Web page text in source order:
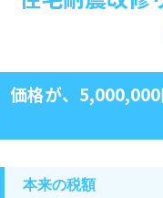
価格が、
本来の税額